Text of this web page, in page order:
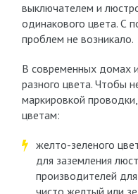
выключателем и
одинакового цвета. С
проблем не возникало.
В современных домах
разного цвета. Чтобы
маркировкой
цветам:
желто-зеленого
для заземления
производителей
чисто желтый или